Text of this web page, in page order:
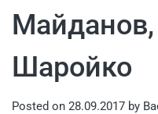
Шаройко
Posted on 28.09.2017 by